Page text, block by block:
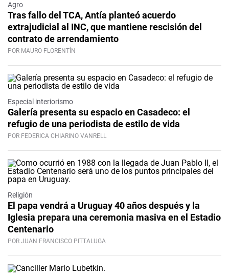
Agro
Tras fallo del TCA, Antía planteó acuerdo
extrajudicial al INC, que mantiene rescisión del
contrato de arrendamiento
POR MAURO FLORENTÍN
Especial interiorismo
Galería presenta su espacio en Casadeco: el
refugio de una periodista de estilo de vida
POR FEDERICA CHIARINO VANRELL
Religión
El papa vendrá a Uruguay 40 años después y la
Iglesia prepara una ceremonia masiva en el Estadio
Centenario
POR JUAN FRANCISCO PITTALUGA